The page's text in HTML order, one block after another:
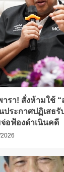
ารา! สั่งห้ามใช้
นประกาศปฏิเสธ
อฟ้องดำเนินคดี